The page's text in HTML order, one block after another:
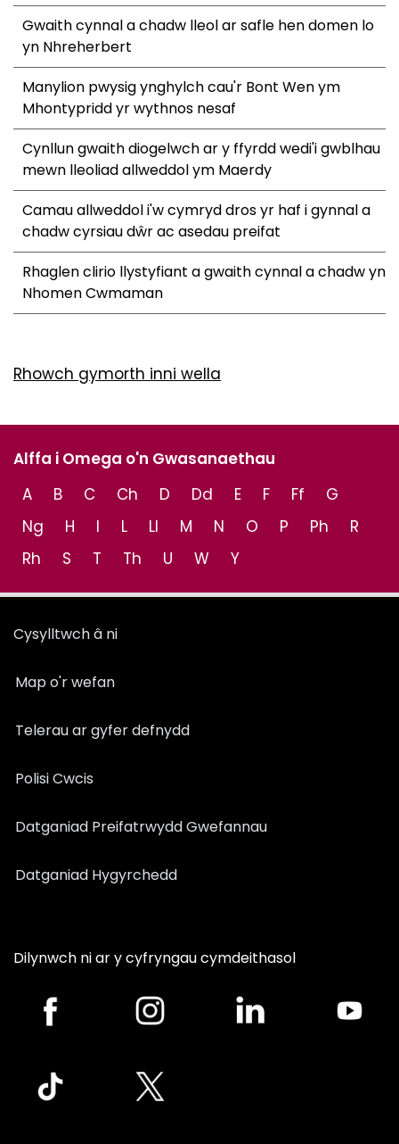
Gwaith cynnal a chadw lleol ar safle hen domen lo
yn Nhreherbert
Manylion pwysig ynghylch cau'r Bont Wen ym
Mhontypridd yr wythnos nesaf
Cynllun gwaith diogelwch ar y ffyrdd wedi'i gwblhau
mewn lleoliad allweddol ym Maerdy
Camau allweddol i'w cymryd dros yr haf i gynnal a
chadw cyrsiau dŵr ac asedau preifat
Rhaglen clirio llystyfiant a gwaith cynnal a chadw yn
Nhomen Cwmaman
Rhowch gymorth inni wella
Alffa i Omega o'n Gwasanaethau
A
B C Ch D Dd E F Ff
G
Ng
H I L Ll M N O P Ph
R
Rh
S T Th U W Y
Cysylltwch â ni
Map o'r wefan
Telerau ar gyfer defnydd
Polisi Cwcis
Datganiad Preifatrwydd Gwefannau
Datganiad Hygyrchedd
Dilynwch ni ar y cyfryngau cymdeithasol